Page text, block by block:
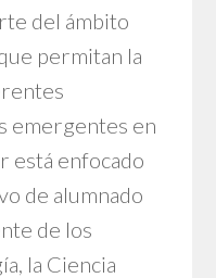
del ámbito
permitan la
emergentes en
está enfocado
de alumnado
de los
la Ciencia